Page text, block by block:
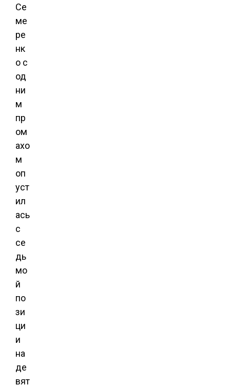
Се
ме
ре
нк
о с
од
ни
м
пр
ом
ахо
м
оп
уст
ил
ась
с
се
дь
мо
й
по
зи
ци
и
на
де
вят